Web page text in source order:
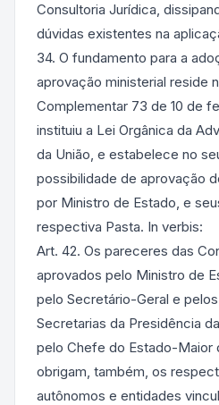
Consultoria Jurídica,
dúvidas existentes na
34. O fundamento para a
aprovação ministerial reside
Complementar 73 de 10 de
instituiu a Lei Orgânica da
da União, e estabelece no
possibilidade de aprovação
por Ministro de Estado, e
respectiva Pasta. In verbis:
Art. 42. Os pareceres das
aprovados pelo Ministro de
pelo Secretário-Geral e
Secretarias da Presidência
pelo Chefe do Estado-Maior
obrigam, também, os
autônomos e entidades